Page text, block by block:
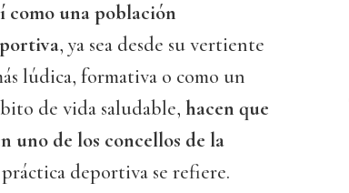
como una población
, ya sea desde su vertiente
lúdica, formativa o como un
de vida saludable, hacen que
uno de los concellos de la
deportiva se refiere.